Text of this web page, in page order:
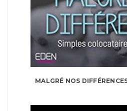
MALGRÉ NOS